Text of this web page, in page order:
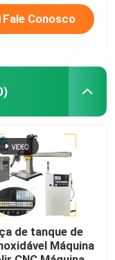
Fale Conosco
de tanque de
Máquina